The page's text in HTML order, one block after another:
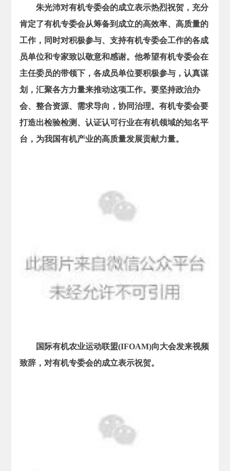
朱光沛对有机专委会的成立表示热烈祝贺，充分
肯定了有机专委会从筹备到成立的高效率、高质量的
工作，同时对积极参与、支持有机专委会工作的各成
员单位和专家致以敬意和感谢。他希望有机专委会在
主任委员的带领下，各成员单位要积极参与，认真谋
划，汇聚各方力量来推动这项工作。要坚持政治办
会、整合资源、需求导向，协同治理。有机专委会要
打造出检验检测、认证认可行业在有机领域的知名平
台，为我国有机产业的高质量发展贡献力量。
国际有机农业运动联盟(IFOAM)向大会发来视频
致辞，对有机专委会的成立表示祝贺。